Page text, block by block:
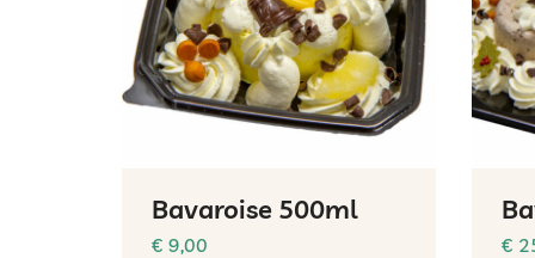
Bavaroise 500ml
€ 9,00 €